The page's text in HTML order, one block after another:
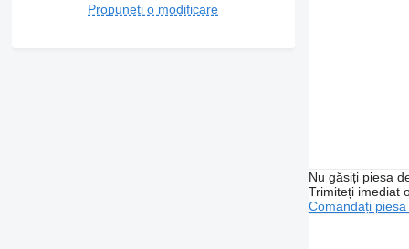
Propuneți o modificare
Nu găsiți piesa
Trimiteți imediat
Comandați